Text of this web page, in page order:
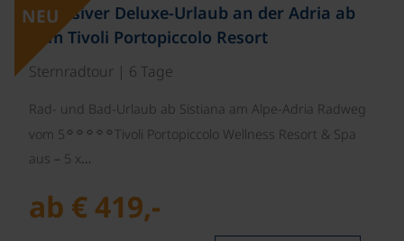
NEU
Exklusiver Deluxe-Urlaub an der Adria ab
dem Tivoli Portopiccolo Resort
Sternradtour | 6 Tage
Rad- und Bad-Urlaub ab Sistiana am Alpe-Adria Radweg
vom 5☼☼☼☼☼ Tivoli Portopiccolo Wellness Resort & Spa
aus – 5 x…
ab € 419,-